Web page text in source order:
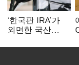
‘한국판 IRA’가
외면한 국산
실효성에 ‘의문’